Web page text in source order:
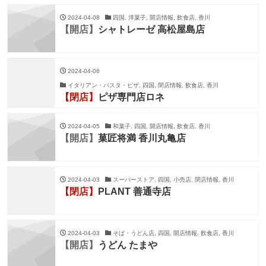
2024-04-08 四国, 洋菓子, 開店情報, 飲食店, 香川
【開店】 シャトレーゼ 高松屋島店
2024-04-06
イタリアン・パスタ・ピザ, 四国, 閉店情報, 飲食店, 香川
【閉店】 ピザ専門店ロネ
2024-04-05 和菓子, 四国, 開店情報, 飲食店, 香川
【開店】 菓匠将満 香川丸亀店
2024-04-03 スーパーストア, 四国, 小売店, 閉店情報, 香川
【閉店】 PLANT 善通寺店
2024-04-03 そば・うどん店, 四国, 開店情報, 飲食店, 香川
【開店】 うどん たまや